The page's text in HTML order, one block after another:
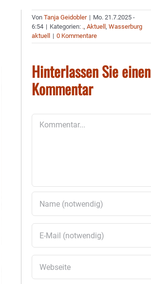
VonTanja Geidobler | Mo. 21.7.2025 -
6:54 | Kategorien: .,Aktuell,Wasserburg
aktuell
| 0 Kommentare
Hinterlassen Sie einen
Kommentar